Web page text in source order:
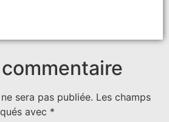
sera pas publiée. Les champs
avec *